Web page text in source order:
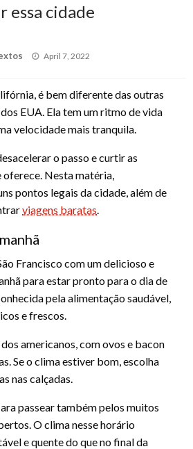
essa cidade
Posted
April 7, 2022
é bem diferente das outras
EUA. Ela tem um ritmo de vida
velocidade mais tranquila.
o passo e curtir as
oferece. Nesta matéria,
pontos legais da cidade, além de
viagens baratas
Francisco com um delicioso e
para estar pronto para o dia de
pela alimentação saudável,
e frescos.
americanos, com ovos e bacon
Se o clima estiver bom, escolha
nas calçadas.
passear também pelos muitos
O clima nesse horário
e quente do que no final da